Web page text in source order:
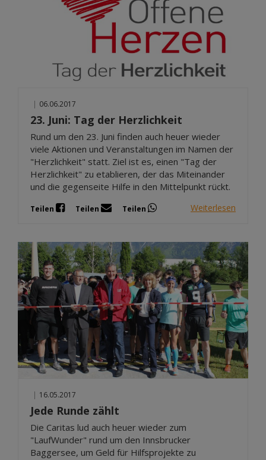
| 06.06.2017
23. Juni: Tag der Herzlichkeit
Rund um den 23. Juni finden auch heuer wieder
viele Aktionen und Veranstaltungen im Namen der
"Herzlichkeit" statt. Ziel ist es, einen "Tag der
Herzlichkeit" zu etablieren, der das Miteinander
und die gegenseite Hilfe in den Mittelpunkt rückt.
Teilen Teilen Teilen Weiterlesen
| 16.05.2017
Jede Runde zählt
Die Caritas lud auch heuer wieder zum
"LaufWunder" rund um den Innsbrucker
Baggersee, um Geld für Hilfsprojekte zu